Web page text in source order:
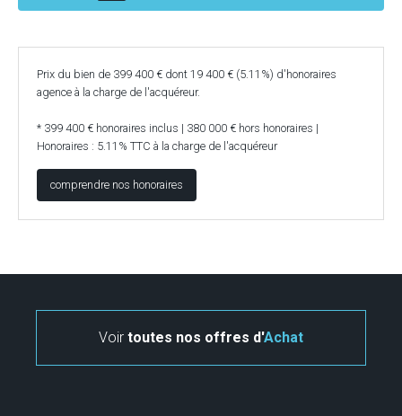
Prix du bien de 399 400 € dont 19 400 € (5.11%) d'honoraires
agence à la charge de l'acquéreur.
* 399 400 € honoraires inclus | 380 000 € hors honoraires |
Honoraires : 5.11% TTC à la charge de l'acquéreur
comprendre nos honoraires
Voir toutes nos offres d'Achat